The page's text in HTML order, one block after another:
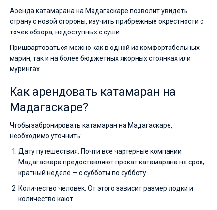
Аренда катамарана на Мадагаскаре позволит увидеть
страну с новой стороны, изучить прибрежные окрестности с
точек обзора, недоступных с суши.
Пришвартоваться можно как в одной из комфортабельных
марин, так и на более бюджетных якорных стоянках или
мурингах.
Как арендовать катамаран на
Мадагаскаре?
Чтобы забронировать катамаран на Мадагаскаре,
необходимо уточнить:
Дату путешествия. Почти все чартерные компании
Мадагаскара предоставляют прокат катамарана на срок,
кратный неделе — с субботы по субботу.
Количество человек. От этого зависит размер лодки и
количество кают.